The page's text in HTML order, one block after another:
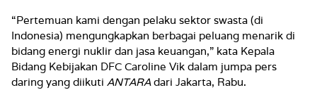
“Pertemuan kami dengan pelaku sektor swasta (di
Indonesia) mengungkapkan berbagai peluang menarik di
bidang energi nuklir dan jasa keuangan,” kata Kepala
Bidang Kebijakan DFC Caroline Vik dalam jumpa pers
daring yang diikuti ANTARAdari Jakarta, Rabu.